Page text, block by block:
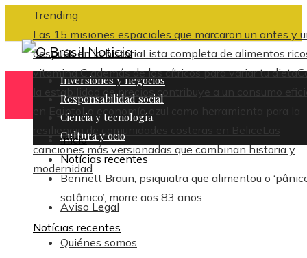
Trending
Las 15 misiones espaciales que marcaron un antes y
después en la historiaLista completa de alimentos
vitamina C además de los cítricos para variar tu dieta
la estabilidad de precios contribuye a un consumo
en Egipto La economía azul como herramienta para la
resiliencia de comunidades costeras en Belice Las
canciones más versionadas que combinan historia y
modernidad
Aviso Legal
Quiénes somos
Inversiones y negocios
Responsabilidad social
Ciencia y tecnología
Cultura y ocio
Inicio
Notícias recentes
Bennett Braun, psiquiatra que alimentou o
satânico’, morre aos 83 anos
Notícias recentes